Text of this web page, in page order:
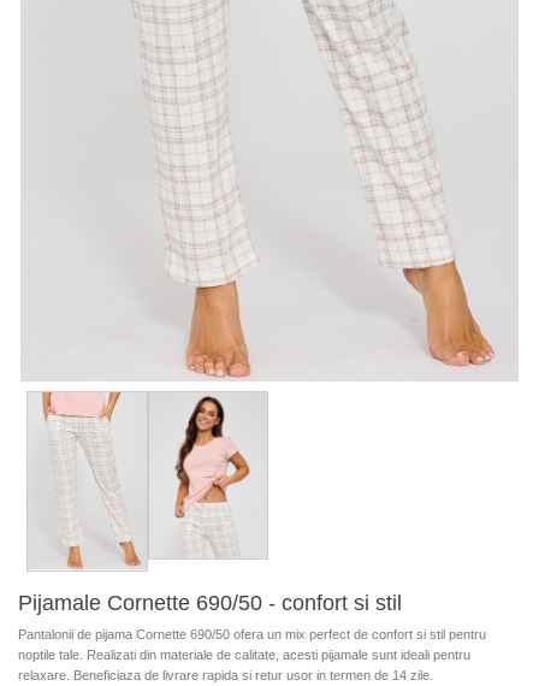
Pijamale Cornette 690/50 - confort si stil
Pantalonii de pijama Cornette 690/50 ofera un mix perfect de confort si stil pentru
noptile tale. Realizati din materiale de calitate, acesti pijamale sunt ideali pentru
relaxare. Beneficiaza de livrare rapida si retur usor in termen de 14 zile.